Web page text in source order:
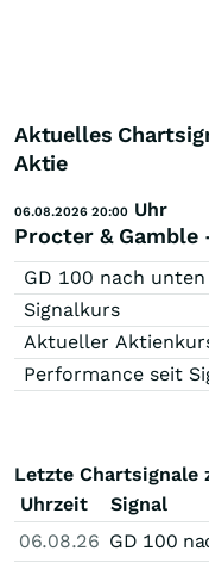
Aktuelles
Aktie
06.08.2026 20:00 Uhr
Procter &
GD 100 nach
Signalkurs
Aktueller
Performance seit
Letzte Chartsignale
Uhrzeit
Signal
06.08.26 GD 100